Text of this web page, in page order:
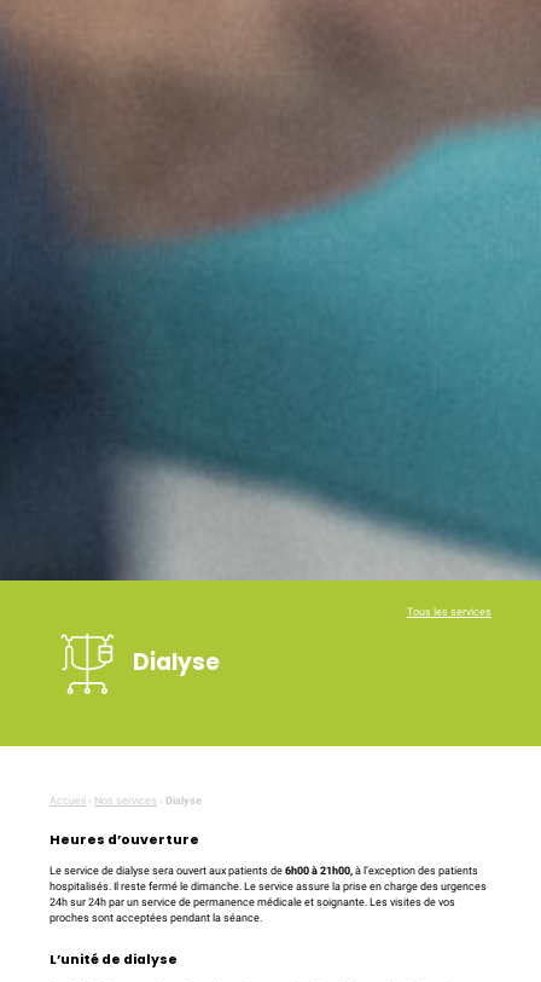
Dialyse
Tous les services
Accueil › Nos services › Dialyse
Heures d’ouverture
Le service de dialyse sera ouvert aux patients de6h00 à 21h00, à l’exception des patients
hospitalisés. Il reste fermé le dimanche. Le service assure la prise en charge des urgences
24h sur 24h par un service de permanence médicale et soignante. Les visites de vos
proches sont acceptées pendant la séance.
L’unité de dialyse